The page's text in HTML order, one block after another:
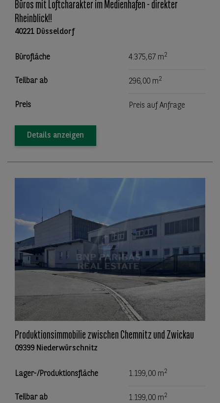
Büros mit Loftcharakter im Medienhafen - direkter
Rheinblick!!
40221 Düsseldorf
Bürofläche 4.375,67 m2
Teilbar ab 296,00 m2
Preis Preis auf Anfrage
Details anzeigen
Produktionsimmobilie zwischen Chemnitz und Zwickau
09399 Niederwürschnitz
Lager-/Produktionsfläche 1.199,00 m2
Teilbar ab 1.199,00 m2